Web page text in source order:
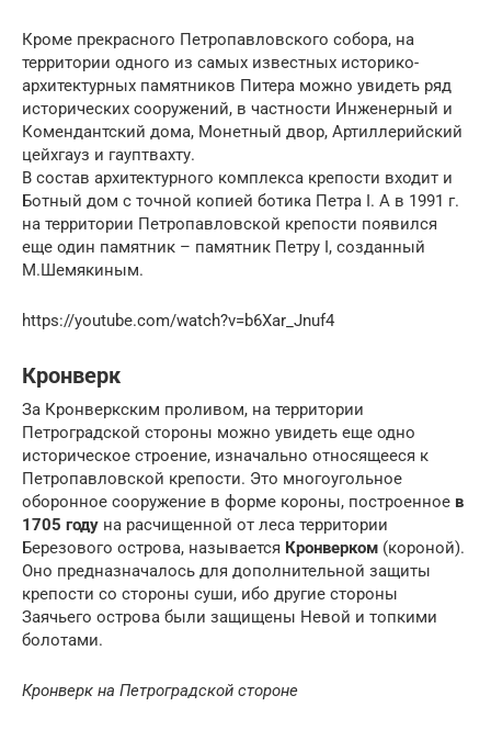
Кроме прекрасного Петропавловского собора, на
территории одного из самых известных историко-
архитектурных памятников Питера можно увидеть ряд
исторических сооружений, в частности Инженерный и
Комендантский дома, Монетный двор, Артиллерийский
цейхгауз и гауптвахту.
В состав архитектурного комплекса крепости входит и
Ботный дом с точной копией ботика Петра I. А в 1991 г.
на территории Петропавловской крепости появился
еще один памятник – памятник Петру I, созданный
М.Шемякиным.
https://youtube.com/watch?v=b6Xar_Jnuf4
Кронверк
За Кронверкским проливом, на территории
Петроградской стороны можно увидеть еще одно
историческое строение, изначально относящееся к
Петропавловской крепости. Это многоугольное
оборонное сооружение в форме короны, построенное в
1705 году на расчищенной от леса территории
Березового острова, называется Кронверком (короной).
Оно предназначалось для дополнительной защиты
крепости со стороны суши, ибо другие стороны
Заячьего острова были защищены Невой и топкими
болотами.
Кронверк на Петроградской стороне